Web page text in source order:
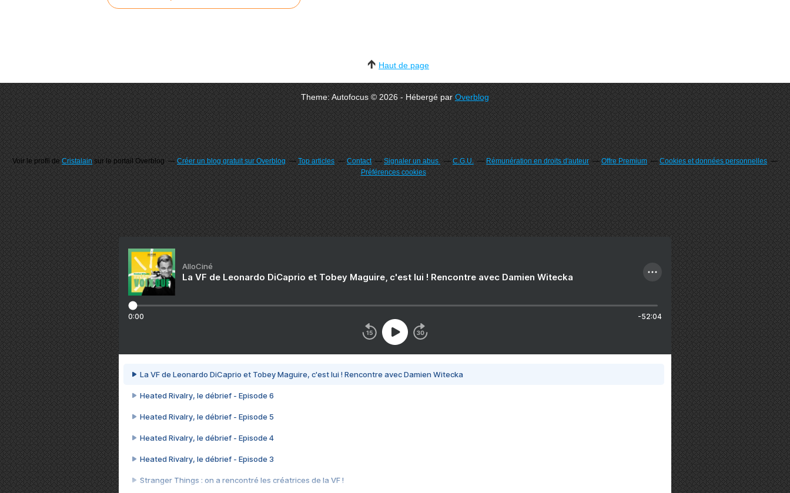
Haut de page
Theme: Autofocus © 2026 - Hébergé parOverblog
Voir le profil deCristalainsur le portail Overblog Créer un blog gratuit sur Overblog Top articles Contact Signaler un abus C.G.U. Rémunération en droits d'auteur Offre Premium
Cookies et données personnelles
Préférences cookies
AlloCiné
La VF de Leonardo DiCaprio et Tobey Maguire, c'est lui ! Rencontre avec Damien Witecka
0:00 -52:04
La VF de Leonardo DiCaprio et Tobey Maguire, c'est lui ! Rencontre avec Damien Witecka
Heated Rivalry, le débrief - Episode 6
Heated Rivalry, le débrief - Episode 5
Heated Rivalry, le débrief - Episode 4
Heated Rivalry, le débrief - Episode 3
Stranger Things : on a rencontré les créatrices de la VF !